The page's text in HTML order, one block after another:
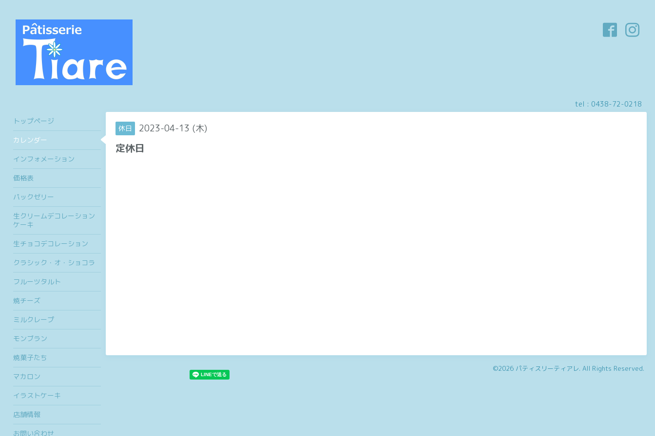
tel : 0438-72-0218
休日 2023-04-13 (木)
定休日
©2026 パティスリーティアレ. All Rights Reserved.
トップページ
カレンダー
インフォメーション
価格表
パックゼリー
生クリームデコレーション
ケーキ
生チョコデコレーション
クラシック・オ・ショコラ
フルーツタルト
焼チーズ
ミルクレープ
モンブラン
焼菓子たち
マカロン
イラストケーキ
店舗情報
お問い合わせ